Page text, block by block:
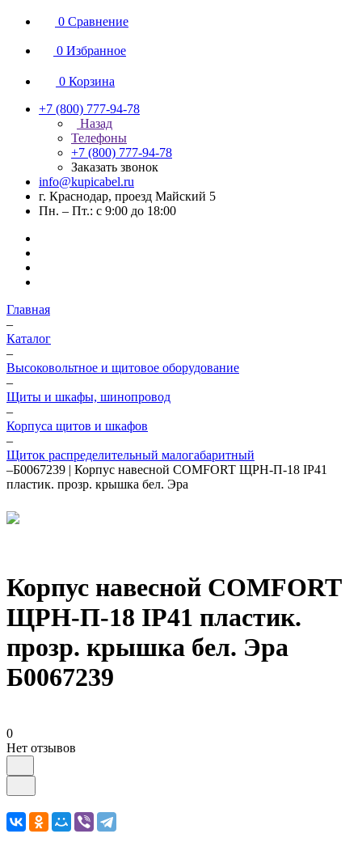
0 Сравнение
0 Избранное
0 Корзина
+7 (800) 777-94-78
Назад
Телефоны
+7 (800) 777-94-78
Заказать звонок
info@kupicabel.ru
г. Краснодар, проезд Майский 5
Пн. – Пт.: с 9:00 до 18:00
Главная
–
Каталог
–
Высоковольтное и щитовое оборудование
–
Щиты и шкафы, шинопровод
–
Корпуса щитов и шкафов
–
Щиток распределительный малогабаритный
–Б0067239 | Корпус навесной COMFORT ЩРН-П-18 IP41
пластик. прозр. крышка бел. Эра
Корпус навесной COMFORT
ЩРН-П-18 IP41 пластик.
прозр. крышка бел. Эра
Б0067239
0
Нет отзывов